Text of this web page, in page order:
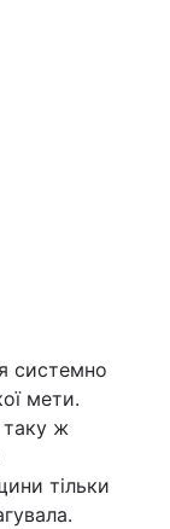
системно
мети.
таку ж
тільки